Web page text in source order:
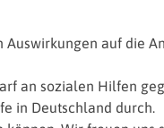
auf die
an sozialen Hilfen
in Deutschland durch.